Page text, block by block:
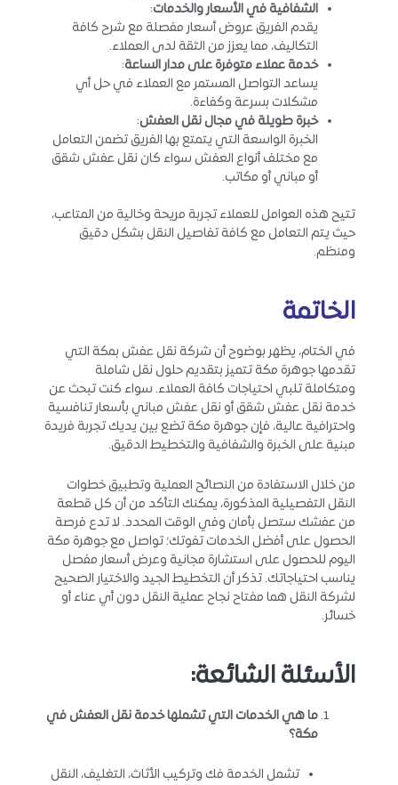
الشفافية في الأسعار والخدمات:
يقدم الفريق عروض أسعار مفصلة مع شرح كافة
التكاليف، مما يعزز من الثقة لدى العملاء.
خدمة عملاء متوفرة على مدار الساعة:
يساعد التواصل المستمر مع العملاء في حل أي
مشكلات بسرعة وكفاءة.
خبرة طويلة في مجال نقل العفش:
الخبرة الواسعة التي يتمتع بها الفريق تضمن التعامل
مع مختلف أنواع العفش سواء كان نقل عفش شقق
أو مباني أو مكاتب.
تتيح هذه العوامل للعملاء تجربة مريحة وخالية من المتاعب،
حيث يتم التعامل مع كافة تفاصيل النقل بشكل دقيق
ومنظم.
الخاتمة
في الختام، يظهر بوضوح أن شركة نقل عفش بمكة التي
تقدمها جوهرة مكة تتميز بتقديم حلول نقل شاملة
ومتكاملة تلبي احتياجات كافة العملاء. سواء كنت تبحث عن
خدمة نقل عفش شقق أو نقل عفش مباني بأسعار تنافسية
واحترافية عالية، فإن جوهرة مكة تضع بين يديك تجربة فريدة
مبنية على الخبرة والشفافية والتخطيط الدقيق.
من خلال الاستفادة من النصائح العملية وتطبيق خطوات
النقل التفصيلية المذكورة، يمكنك التأكد من أن كل قطعة
من عفشك ستصل بأمان وفي الوقت المحدد. لا تدع فرصة
الحصول على أفضل الخدمات تفوتك؛ تواصل مع جوهرة مكة
اليوم للحصول على استشارة مجانية وعرض أسعار مفصل
يناسب احتياجاتك. تذكر أن التخطيط الجيد والاختيار الصحيح
لشركة النقل هما مفتاح نجاح عملية النقل دون أي عناء أو
خسائر.
الأسئلة الشائعة:
ما هي الخدمات التي تشملها خدمة نقل العفش في
مكة؟
تشمل الخدمة فك وتركيب الأثاث، التغليف، النقل